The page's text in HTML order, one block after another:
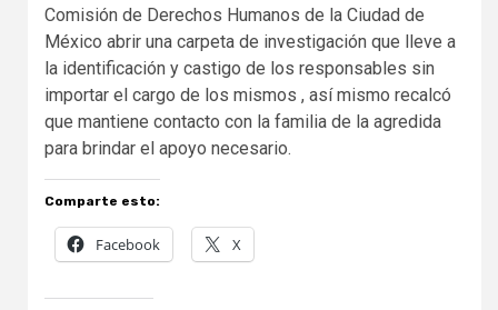
Comisión de Derechos Humanos de la Ciudad de
México abrir una carpeta de investigación que lleve a
la identificación y castigo de los responsables sin
importar el cargo de los mismos , así mismo recalcó
que mantiene contacto con la familia de la agredida
para brindar el apoyo necesario.
Comparte esto:
Facebook X